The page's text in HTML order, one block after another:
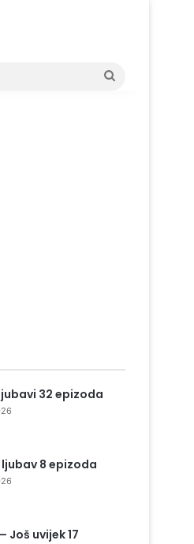
32 epizoda
8 epizoda
Još uvijek 17